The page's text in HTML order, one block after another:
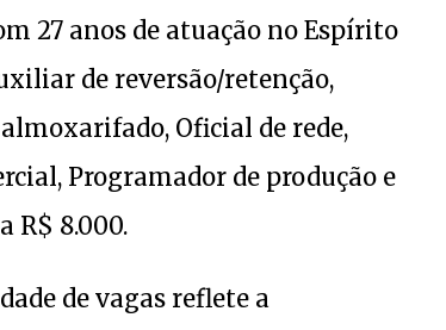
27 anos de atuação no Espírito
de reversão/retenção,
Oficial de rede,
Programador de produção e
R$ 8.000.
de vagas reflete a